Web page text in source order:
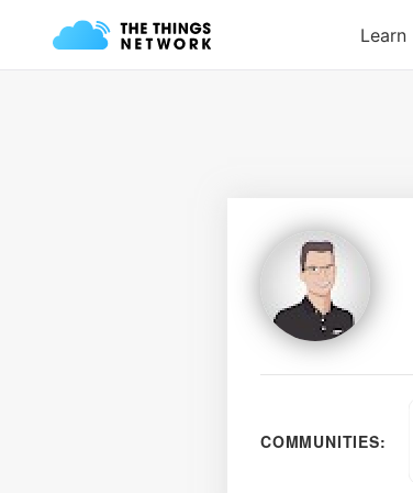
COMMUNITIES: